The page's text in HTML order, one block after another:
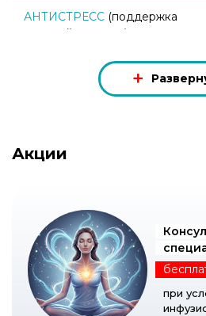
АНТИСТРЕСС (поддержка
нервной системы)
(красота изнутри)
ЗДОРОВЫЙ ЖЕЛУДОК
(поддержка ЖКТ)
Секрет молодости
(антивозрастная терапия)
Акции
при